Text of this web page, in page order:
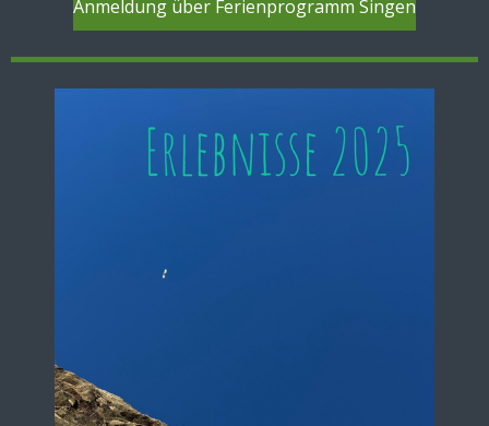
Anmeldung über Ferienprogramm Singen